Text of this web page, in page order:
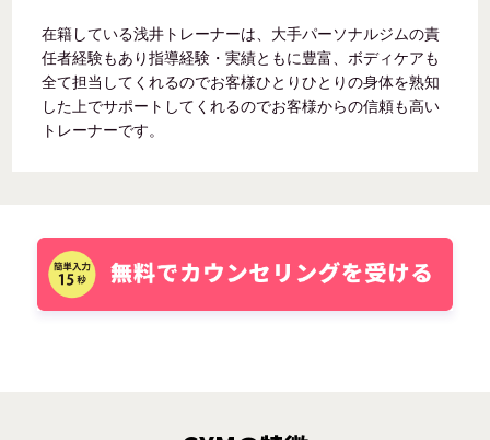
在籍している浅井トレーナーは、大手パーソナルジムの責
任者経験もあり指導経験・実績ともに豊富、ボディケアも
全て担当してくれるのでお客様ひとりひとりの身体を熟知
した上でサポートしてくれるのでお客様からの信頼も高い
トレーナーです。